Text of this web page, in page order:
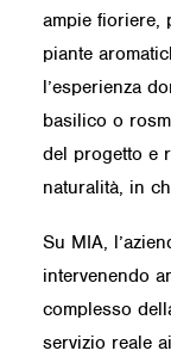
ampie fioriere,
piante
l’esperienza
basilico o
del progetto e
naturalità, in
Su MIA,
intervenendo
complesso
servizio reale